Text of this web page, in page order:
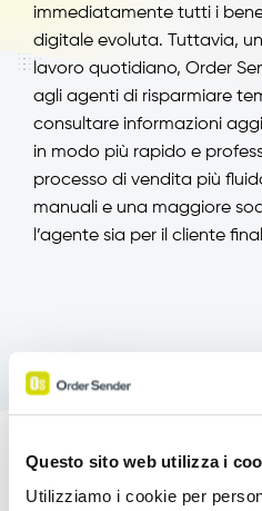
Questo sito web utilizza i
Utilizziamo i cookie per
immediatamente tutti i
digitale evoluta. Tuttavia,
lavoro quotidiano, Order
agli agenti di risparmiare
consultare informazioni
in modo più rapido e
processo di vendita più
manuali e una maggiore
l’agente sia per il cliente
Potenzia le